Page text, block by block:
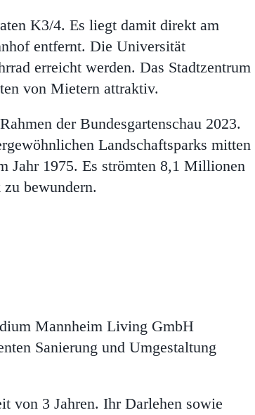
K3/4. Es liegt damit direkt am
entfernt. Die Universität
erreicht werden. Das Stadtzentrum
von Mietern attraktiv.
der Bundesgartenschau 2023.
Landschaftsparks mitten
Jahr 1975. Es strömten 8,1 Millionen
bewundern.
Mannheim Living GmbH
Sanierung und Umgestaltung
von 3 Jahren. Ihr Darlehen sowie